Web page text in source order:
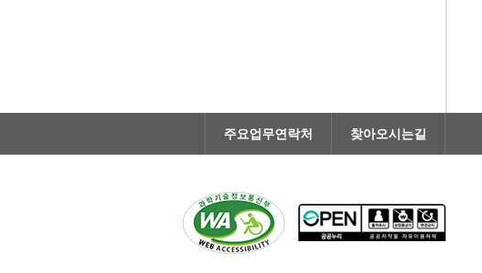
주요업무연락처 찾아오시는길